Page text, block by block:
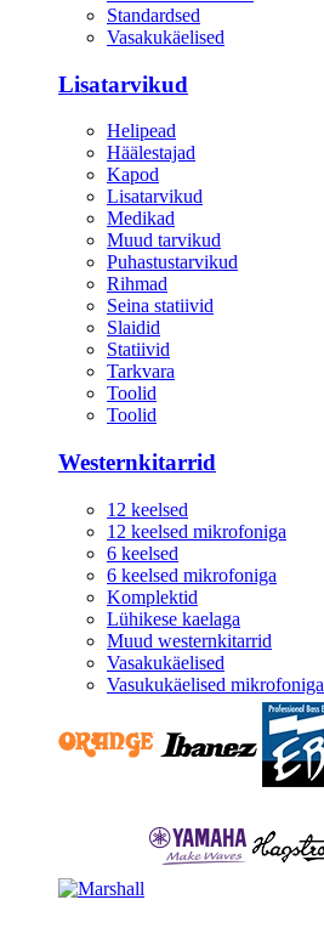
Standardsed
Vasakukäelised
Lisatarvikud
Helipead
Häälestajad
Kapod
Lisatarvikud
Medikad
Muud tarvikud
Puhastustarvikud
Rihmad
Seina statiivid
Slaidid
Statiivid
Tarkvara
Toolid
Toolid
Westernkitarrid
12 keelsed
12 keelsed mikrofoniga
6 keelsed
6 keelsed mikrofoniga
Komplektid
Lühikese kaelaga
Muud westernkitarrid
Vasakukäelised
Vasukukäelised mikrofoniga